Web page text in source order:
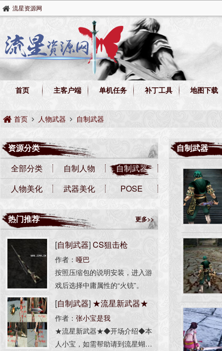
流星资源网
首页 主客户端 单机任务 补丁工具 地图下载
首页 人物武器 自制武器
自制武器
资源分类
全部分类
自制人物
自制武器
人物美化
武器美化 POSE
热门推荐 更多>>
[自制武器]CS狙击枪
作者： 哑巴
按照压缩包的说明安装，进入游
戏后选择中庸属性的“火铳”。
[自制武器] ★流星新武器★
作者： 张小宝是我
★流星新武器★◆开场介绍◆本
人小宝，如需帮助请到流星蝴蝶